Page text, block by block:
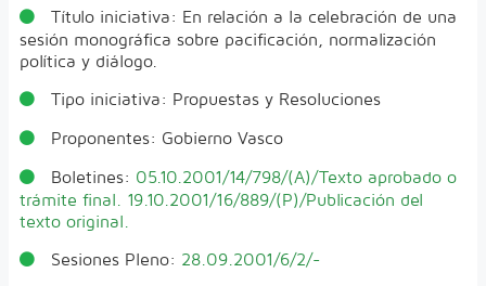
Título iniciativa: En relación a la celebración de una
sesión monográfica sobre pacificación, normalización
política y diálogo.
Tipo iniciativa: Propuestas y Resoluciones
Proponentes: Gobierno Vasco
Boletines: 05.10.2001/14/798/(A)/Texto aprobado o
trámite final.
19.10.2001/16/889/(P)/Publicación del
texto original.
Sesiones Pleno: 28.09.2001/6/2/-